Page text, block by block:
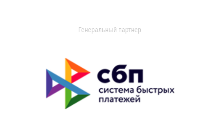
Генеральный партнер